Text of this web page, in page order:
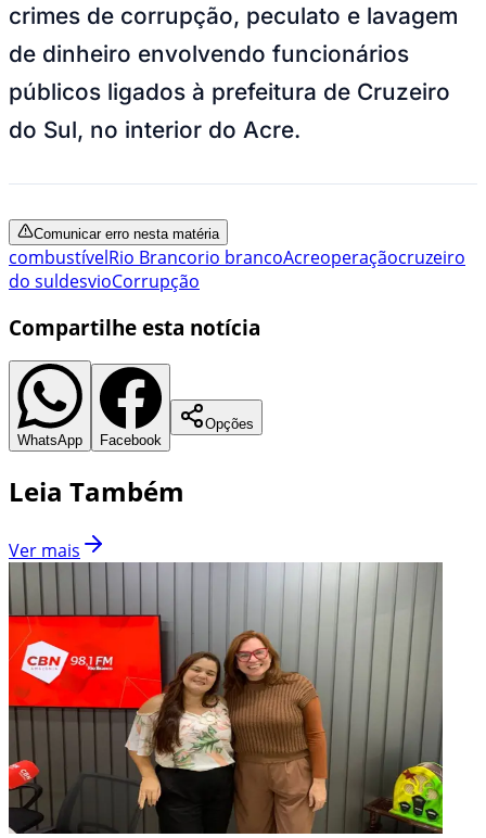
crimes de corrupção, peculato e lavagem
de dinheiro envolvendo funcionários
públicos ligados à prefeitura de Cruzeiro
do Sul, no interior do Acre.
Comunicar erro nesta matéria
combustívelRio Brancorio brancoAcreoperaçãocruzeiro
do suldesvioCorrupção
Compartilhe esta notícia
WhatsApp Facebook
Opções
Leia Também
Ver mais